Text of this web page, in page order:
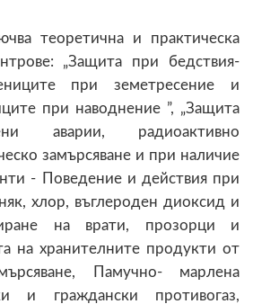
теоретична и практическа
„Защита при бедствия-
при земетресение и
при наводнение ”, „Защита
аварии, радиоактивно
замърсяване и при наличие
- Поведение и действия при
хлор, въглероден диоксид и
на врати, прозорци и
на хранителните продукти от
Памучно- марлена
и граждански противогаз,